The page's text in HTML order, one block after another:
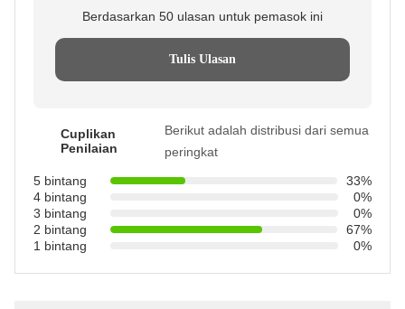
Berdasarkan 50 ulasan untuk pemasok ini
Tulis Ulasan
Cuplikan
Penilaian
Berikut adalah distribusi dari semua
peringkat
5 bintang
33%
4 bintang
0%
3 bintang
0%
2 bintang
67%
1 bintang
0%